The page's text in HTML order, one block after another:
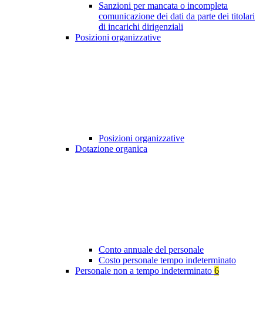
Sanzioni per mancata o incompleta
comunicazione dei dati da parte dei titolari
di incarichi dirigenziali
Posizioni organizzative
Posizioni organizzative
Dotazione organica
Conto annuale del personale
Costo personale tempo indeterminato
Personale non a tempo indeterminato 6